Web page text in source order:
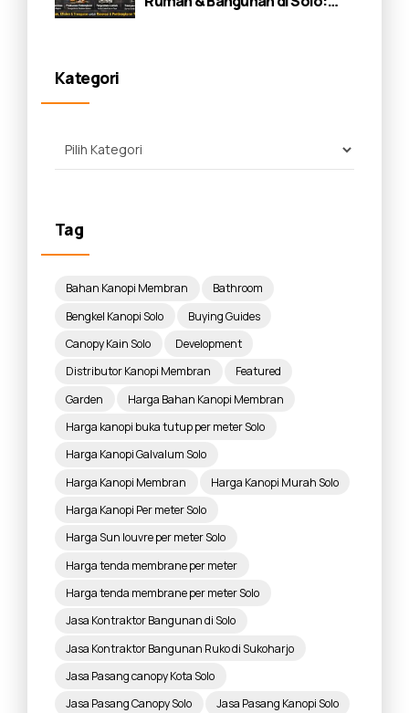
Kategori
Tag
Bahan Kanopi Membran
Bathroom
Bengkel Kanopi Solo
Buying Guides
Canopy Kain Solo
Development
Distributor Kanopi Membran
Featured
Garden
Harga Bahan Kanopi Membran
Harga kanopi buka tutup per meter Solo
Harga Kanopi Galvalum Solo
Harga Kanopi Membran
Harga Kanopi Murah Solo
Harga Kanopi Per meter Solo
Harga Sun louvre per meter Solo
Harga tenda membrane per meter
Harga tenda membrane per meter Solo
Jasa Kontraktor Bangunan di Solo
Jasa Kontraktor Bangunan Ruko di Sukoharjo
Jasa Pasang canopy Kota Solo
Jasa Pasang Canopy Solo
Jasa Pasang Kanopi Solo